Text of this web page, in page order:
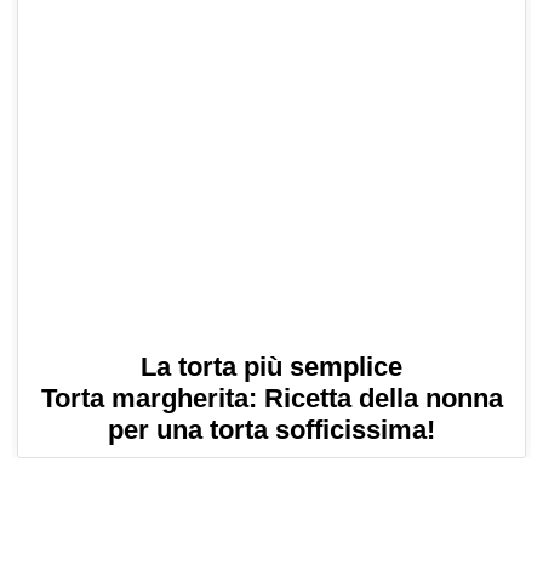
La torta più semplice
Torta margherita: Ricetta della nonna
per una torta sofficissima!